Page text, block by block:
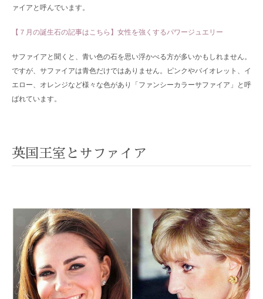
ァイアと呼んでいます。
【７月の誕生石の記事はこちら】女性を強くするパワージュエリー
サファイアと聞くと、青い色の石を思い浮かべる方が多いかもしれません。
ですが、サファイアは青色だけではありません。ピンクやバイオレット、イ
エロー、オレンジなど様々な色があり「ファンシーカラーサファイア」と呼
ばれています。
英国王室とサファイア